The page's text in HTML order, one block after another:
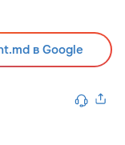
в Google